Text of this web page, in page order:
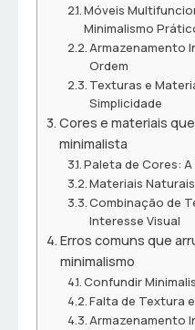
Móveis
Minimalismo
Armazenamento
Ordem
Texturas e
Simplicidade
Cores e materiais
minimalista
Paleta de Cores:
Materiais
Combinação de
Interesse Visual
Erros comuns que
minimalismo
Confundir
Falta de Textura
Armazenamento